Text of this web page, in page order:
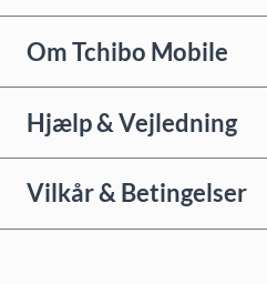
Om Tchibo Mobile
Hjælp & Vejledning
Vilkår & Betingelser